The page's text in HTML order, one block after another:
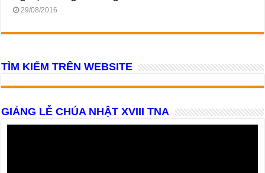
29/08/2016
TÌM KIẾM TRÊN WEBSITE
GIẢNG LỄ CHÚA NHẬT XVIII TNA